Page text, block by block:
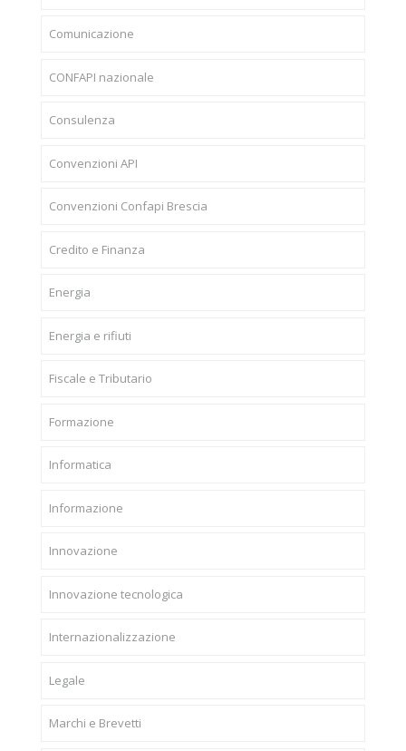
Comunicazione
CONFAPI nazionale
Consulenza
Convenzioni API
Convenzioni Confapi Brescia
Credito e Finanza
Energia
Energia e rifiuti
Fiscale e Tributario
Formazione
Informatica
Informazione
Innovazione
Innovazione tecnologica
Internazionalizzazione
Legale
Marchi e Brevetti